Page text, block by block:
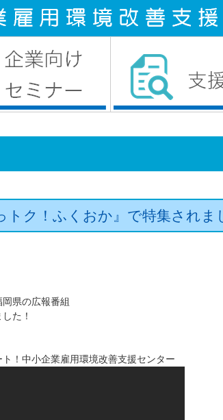
トク！ふくおか』で特集されま
県の広報番組
た！
！中小企業雇用環境改善支援センター